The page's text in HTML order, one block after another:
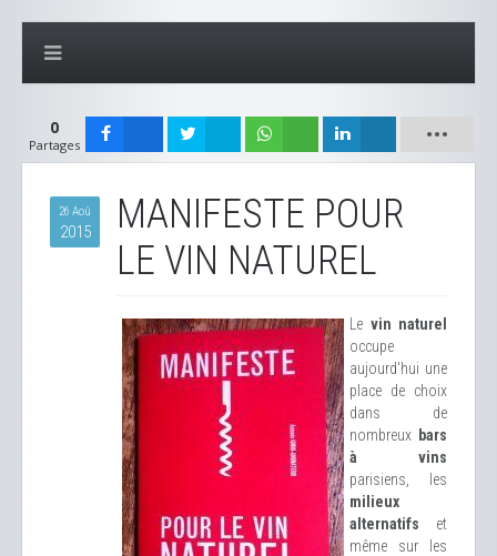
0
Partages
26 Aoû
2015
MANIFESTE POUR
LE VIN NATUREL
Le vin naturel
occupe
aujourd'hui une
place de choix
dans de
nombreux bars
à vins
parisiens, les
milieux
alternatifs et
même sur les